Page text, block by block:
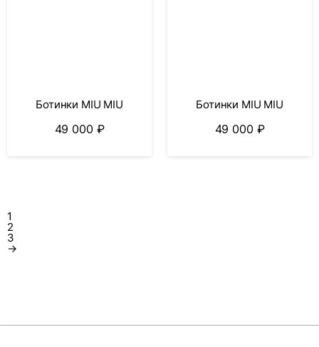
Ботинки MIU MIU
49 000 ₽
Ботинки MIU MIU
49 000 ₽
1
2
3
→